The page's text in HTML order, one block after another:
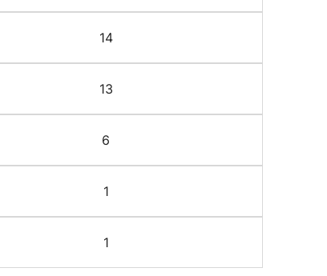
14
13
6
1
1